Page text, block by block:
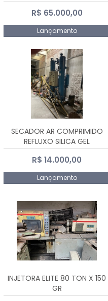
R$ 65.000,00
Lançamento
SECADOR AR COMPRIMIDO
REFLUXO SILICA GEL
R$ 14.000,00
Lançamento
INJETORA ELITE 80 TON X 150
GR